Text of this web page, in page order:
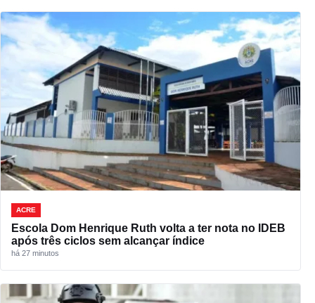
ACRE
Escola Dom Henrique Ruth volta a ter nota no IDEB
após três ciclos sem alcançar índice
há 27 minutos